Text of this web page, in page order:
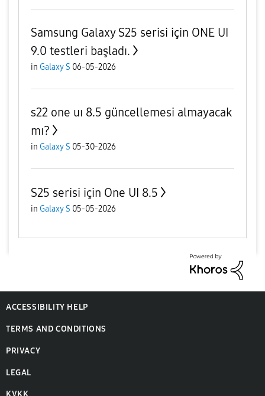
Samsung Galaxy S25 serisi için ONE UI
9.0 testleri başladı.
in Galaxy S 06-05-2026
s22 one uı 8.5 güncellemesi almayacak
mı?
in Galaxy S 05-30-2026
S25 serisi için One UI 8.5
in Galaxy S 05-05-2026
ACCESSIBILITY HELP
TERMS AND CONDITIONS
PRIVACY
LEGAL
KVKK